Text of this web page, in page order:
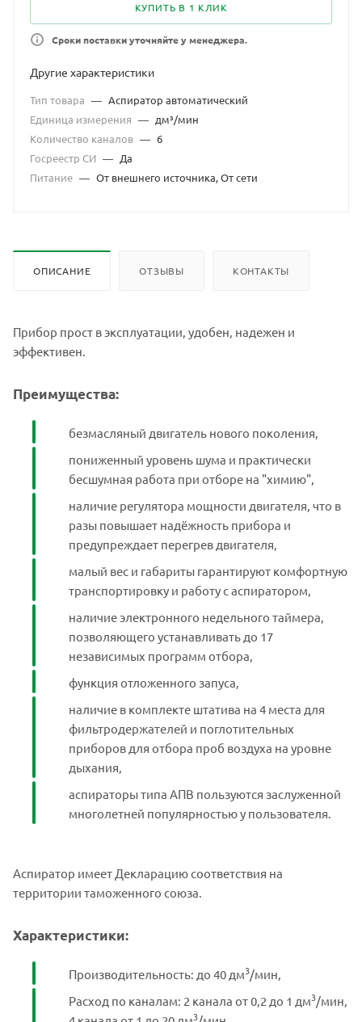
КУПИТЬ В 1 КЛИК
Сроки поставки уточняйте у менеджера.
Другие характеристики
Тип товара — Аспиратор автоматический
Единица измерения — дм³/мин
Количество каналов — 6
Госреестр СИ — Да
Питание — От внешнего источника, От сети
ОПИСАНИЕ ОТЗЫВЫ КОНТАКТЫ
Прибор прост в эксплуатации, удобен, надежен и
эффективен.
Преимущества:
безмасляный двигатель нового поколения,
пониженный уровень шума и практически
бесшумная работа при отборе на "химию",
наличие регулятора мощности двигателя, что в
разы повышает надёжность прибора и
предупреждает перегрев двигателя,
малый вес и габариты гарантируют комфортную
транспортировку и работу с аспиратором,
наличие электронного недельного таймера,
позволяющего устанавливать до 17
независимых программ отбора,
функция отложенного запуса,
наличие в комплекте штатива на 4 места для
фильтродержателей и поглотительных
приборов для отбора проб воздуха на уровне
дыхания,
аспираторы типа АПВ пользуются заслуженной
многолетней популярностью у пользователя.
Аспиратор имеет Декларацию соответствия на
территории таможенного союза.
Характеристики:
Производительность: до 40 дм3/мин,
Расход по каналам: 2 канала от 0,2 до 1 дм3/мин,
3